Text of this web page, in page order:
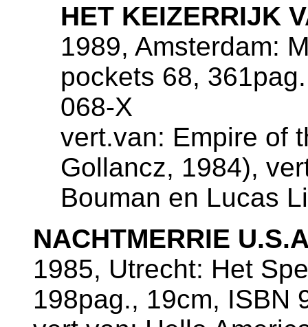
HET KEIZERRIJK
1989, Amsterdam:
pockets 68,
068-X
vert.van: Empire of
Gollancz, 1984),
Bouman en Lucas
NACHTMERRIE
1985, Utrecht: Het
198pag., 19cm, ISBN